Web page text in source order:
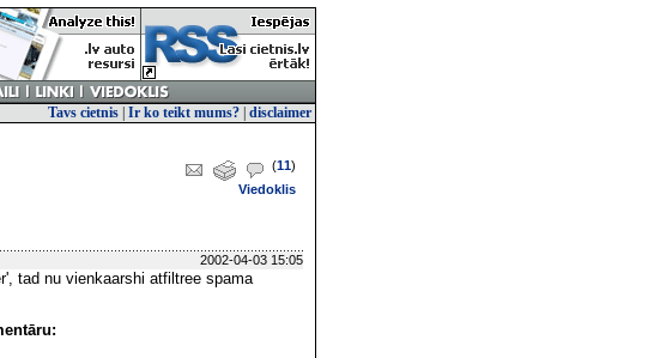
Tavs cietnis Ir ko teikt mums? disclaimer
(11)
Viedoklis
2002-04-03 15:05
tad nu vienkaarshi atfiltree spama